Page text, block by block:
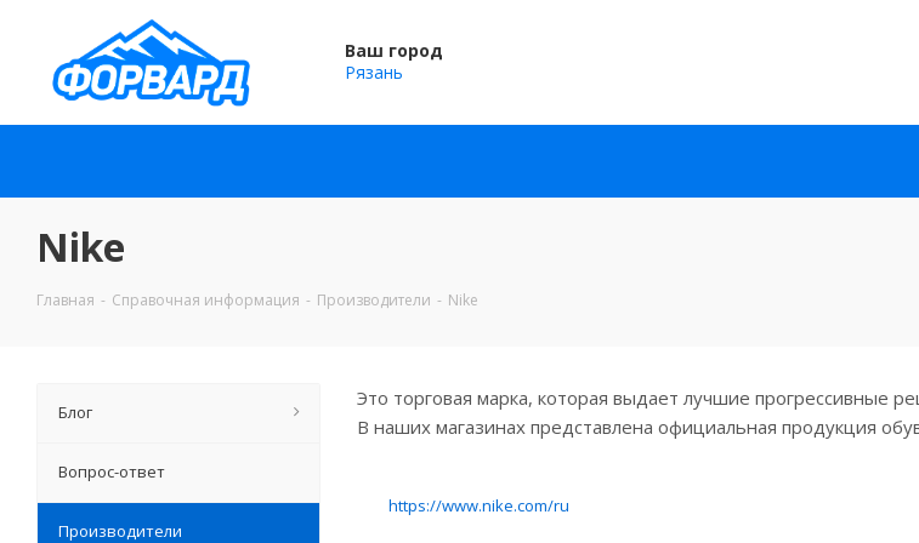
Ваш город
Рязань
Nike
Главная - Справочная информация - Производители - Nike
Это торговая марка, которая выдает лучшие прогрессивные
В наших магазинах представлена официальная продукция
https://www.nike.com/ru
Блог
Вопрос-ответ
Производители